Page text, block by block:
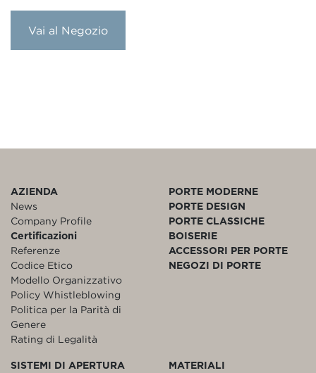
Vai al Negozio
AZIENDA
News
Company Profile
Certificazioni
Referenze
Codice Etico
Modello Organizzativo
Policy Whistleblowing
Politica per la Parità di
Genere
Rating di Legalità
PORTE MODERNE
PORTE DESIGN
PORTE CLASSICHE
BOISERIE
ACCESSORI PER PORTE
NEGOZI DI PORTE
SISTEMI DI APERTURA
MATERIALI